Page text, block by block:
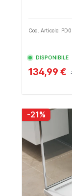
Cod. Articolo:
DISPONIBILE
134,99 €
-21%